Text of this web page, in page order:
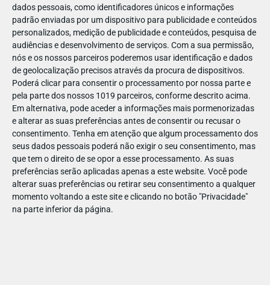
dados pessoais, como identificadores únicos e informações
padrão enviadas por um dispositivo para publicidade e conteúdos
personalizados, medição de publicidade e conteúdos, pesquisa de
audiências e desenvolvimento de serviços. Com a sua permissão,
nós e os nossos parceiros poderemos usar identificação e dados
de geolocalização precisos através da procura de dispositivos.
Poderá clicar para consentir o processamento por nossa parte e
pela parte dos nossos 1019 parceiros, conforme descrito acima.
Em alternativa, pode aceder a informações mais pormenorizadas
e alterar as suas preferências antes de consentir ou recusar o
consentimento. Tenha em atenção que algum processamento dos
seus dados pessoais poderá não exigir o seu consentimento, mas
que tem o direito de se opor a esse processamento. As suas
preferências serão aplicadas apenas a este website. Você pode
alterar suas preferências ou retirar seu consentimento a qualquer
momento voltando a este site e clicando no botão "Privacidade"
na parte inferior da página.
10
1190411904297839